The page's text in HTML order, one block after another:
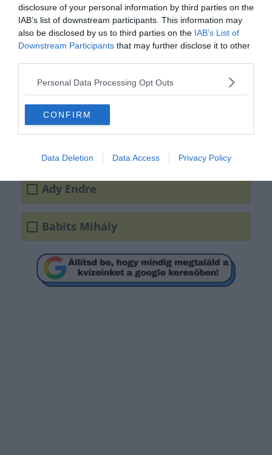
disclosure of your personal information by third parties on the
IAB’s list of downstream participants. This information may
also be disclosed by us to third parties on the IAB’s List of
Downstream Participants that may further disclose it to other
Personal Data Processing Opt Outs
CONFIRM
Data Deletion Data Access Privacy Policy
0%
Már vénülő kezemmel
fogom meg a kezedet
Már vénülő szememmel
Őrizem a szemedet.
Kosztolányi Dezső
Ady Endre
Babits Mihály